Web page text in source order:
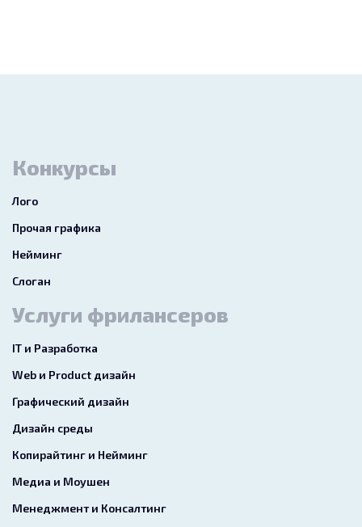
Конкурсы
Лого
Прочая графика
Нейминг
Слоган
Услуги фрилансеров
IT и Разработка
Web и Product дизайн
Графический дизайн
Дизайн среды
Копирайтинг и Нейминг
Медиа и Моушен
Менеджмент и Консалтинг